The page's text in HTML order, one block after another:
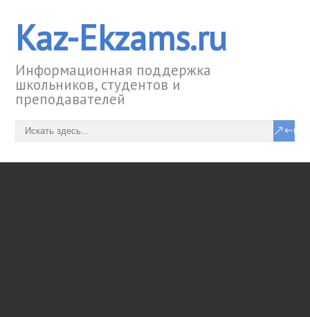
Kaz-Ekzams.ru
Информационная поддержка
школьников, студентов и
преподавателей